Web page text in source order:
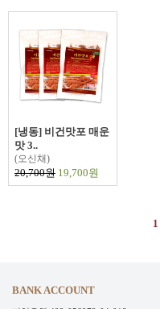
[냉동] 비건맛포 매운
맛 3..
(오신채)
20,700원 19,700원
1
BANK ACCOUNT